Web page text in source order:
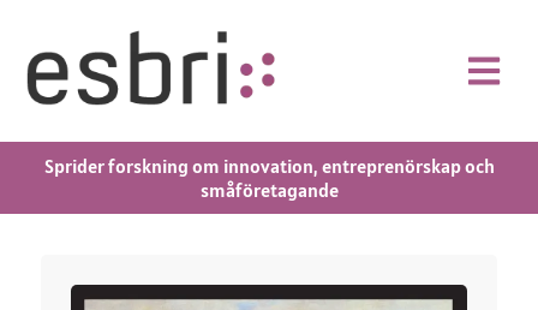
Sprider forskning om innovation, entreprenörskap och
småföretagande